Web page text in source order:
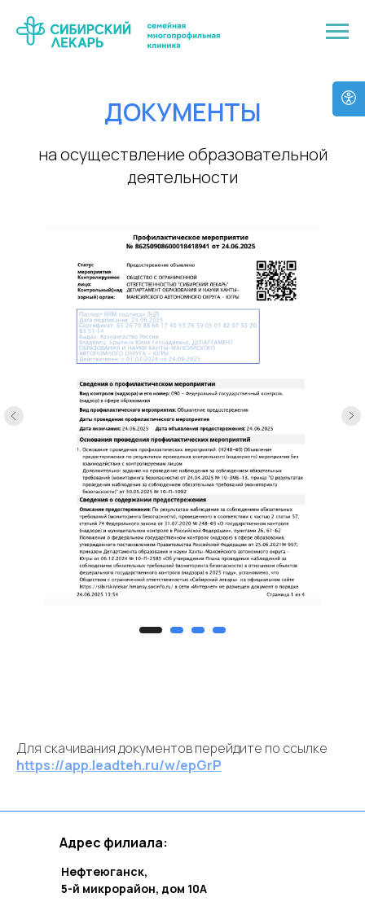
ДОКУМЕНТЫ
на осуществление образовательной
деятельности
Для скачивания документов перейдите по ссылке
https://app.leadteh.ru/w/epGrP
Адрес филиала:
Нефтеюганск,
5-й микрорайон, дом 10А